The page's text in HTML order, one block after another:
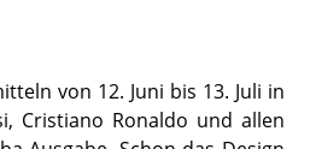
von 12. Juni bis 13. Juli in
Cristiano Ronaldo und allen